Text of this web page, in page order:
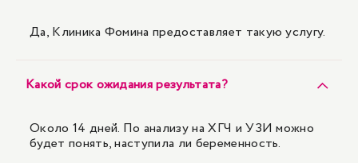
Да, Клиника Фомина предоставляет такую услугу.
Какой срок ожидания результата?
Около 14 дней. По анализу на ХГЧ и УЗИ можно
будет понять, наступила ли беременность.